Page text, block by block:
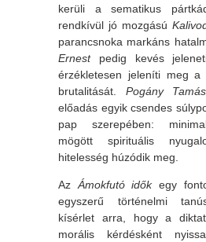
kerüli a sematikus
rendkívül jó mozgású
parancsnoka markáns
Ernestpedig kevés
érzékletesen jeleníti meg a
brutalitását. Pogány
előadás egyik csendes
pap szerepében:
mögött spirituális
hitelesség húzódik meg.
Az Ámokfutó időkegy
egyszerű történelmi
kísérlet arra, hogy a
morális kérdésként